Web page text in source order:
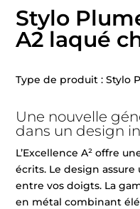
Stylo
A2 laqué
Type de produit : Stylo
Une nouvelle
dans un design
L’Excellence A² offre
écrits. Le design
entre vos doigts. La
en métal combinant